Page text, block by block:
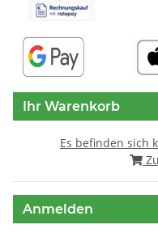
Ihr Warenkorb
Es befinden sich
Anmelden